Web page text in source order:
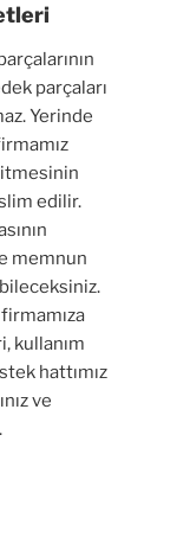
parçaları
Yerinde
edilir.
memnun
kullanım
hattımız
ve